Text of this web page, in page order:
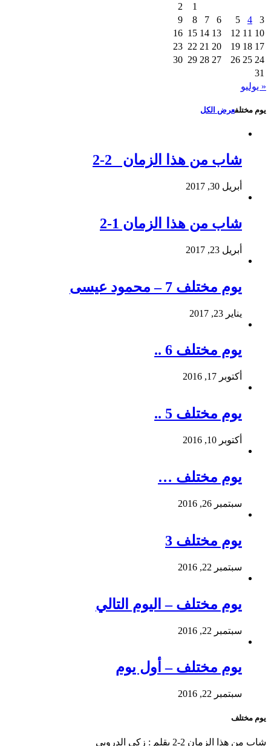
1
2
3
4
5
6
7
8
9
10
11
12
13
14
15
16
17
18
19
20
21
22
23
24
25
26
27
28
29
30
31
« يوليو
يوم مختلفعرض الكل
شاب من هذا الزمان 2-2
أبريل 30, 2017
شاب من هذا الزمان 1-2
أبريل 23, 2017
يوم مختلف 7 – محمود عيسى
يناير 23, 2017
يوم مختلف 6 ..
أكتوبر 17, 2016
يوم مختلف 5 ..
أكتوبر 10, 2016
يوم مختلف …
سبتمبر 26, 2016
يوم مختلف 3
سبتمبر 22, 2016
يوم مختلف – اليوم التالي
سبتمبر 22, 2016
يوم مختلف – أول يوم
سبتمبر 22, 2016
يوم مختلف
شاب من هذا الزمان 2-2 بقلم : زكي الدروبي